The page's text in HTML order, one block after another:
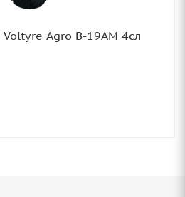
Agro В-19АМ 4сл